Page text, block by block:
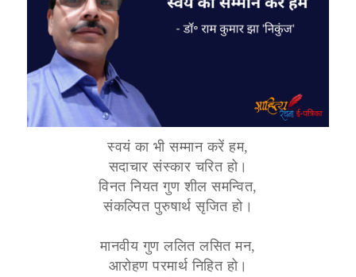
स्वयं का भी सम्मान करें हम,
सदाचार संस्कार चरित हो।
विनत नियत गुण शील समन्वित,
संकल्पित पुरुषार्थ सृजित हो।
मानवीय गुण ललित लसित मन,
आरोहण परमार्थ निहित हो।